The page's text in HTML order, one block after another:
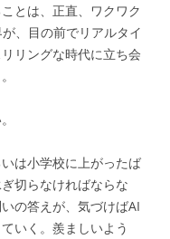
とは、正直、ワクワク
、目の前でリアルタイ
リングな時代に立ち会
は小学校に上がったば
切らなければならな
の答えが、気づけばAI
いく。羨ましいよう